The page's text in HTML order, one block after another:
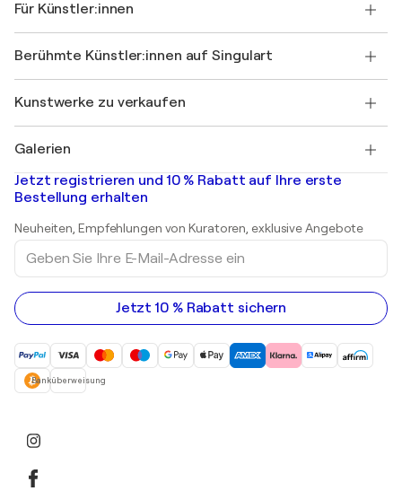
Einen Gutschein verschenken
Werden Sie Mitglied unseres Handelsprogramms
Ihr Konto
+49 30 31196995
FAQ
Singulart-Magazin
Jobs
Entdecken Sie kuratierte Originalkunst
Für Künstler:innen
Als Künstler anmelden
Berühmte Künstler:innen auf Singulart
Marc Chagall
Banksy
Mr. Brainwash
Shepard Fairey
Kunstwerke zu verkaufen
Abstrakte Gemälde zu verkaufen
Landschaftsgemälde
Drucke
Acrylgemälde
Galerien
Kunstgalerien in Deutschland
Kunstgalerien in Schweiz
Jetzt registrieren und 10 % Rabatt auf Ihre erste
Bestellung erhalten
Neuheiten, Empfehlungen von Kuratoren, exklusive Angebote
Geben
Sie
Ihre
E-
Mail-
Adresse
Jetzt 10 % Rabatt sichern
Banküberweisung